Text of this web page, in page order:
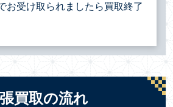
お受け取られましたら買取終了
買取の流れ